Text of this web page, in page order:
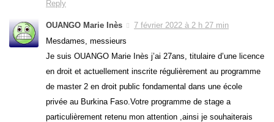
Reply
OUANGO Marie Inès
7 février 2022 à 2 h 27 min
Mesdames, messieurs
Je suis OUANGO Marie Inès j’ai 27ans, titulaire d’une licence
en droit et actuellement inscrite régulièrement au programme
de master 2 en droit public fondamental dans une école
privée au Burkina Faso.Votre programme de stage a
particulièrement retenu mon attention ,ainsi je souhaiterais